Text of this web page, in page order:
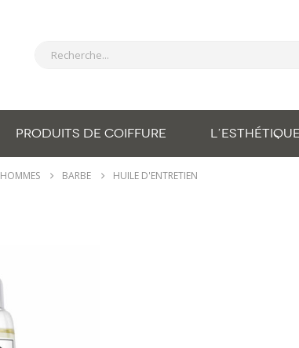
PRODUITS DE COIFFURE L’ESTHÉTIQUE
HOMMES BARBE HUILE D'ENTRETIEN